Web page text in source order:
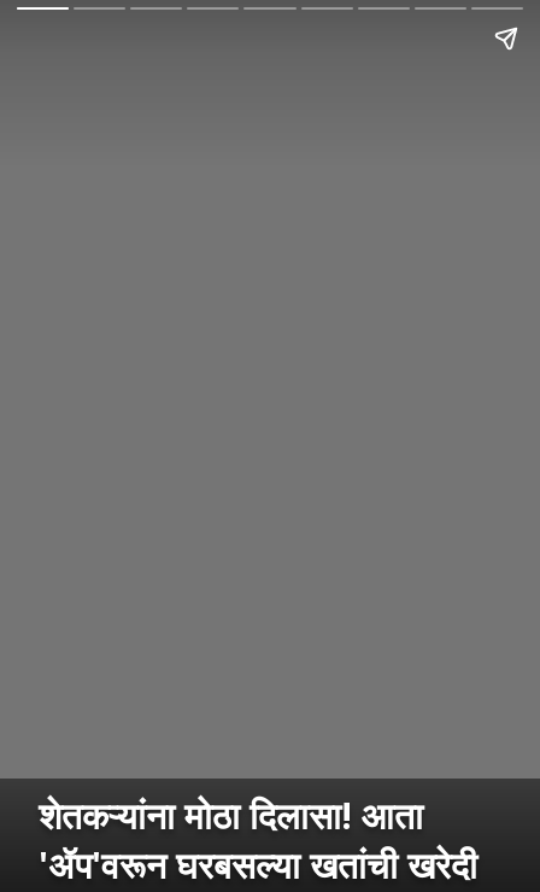
शेतकऱ्यांना मोठा दिलासा! आता
'ॲप'वरून घरबसल्या खतांची खरेदी